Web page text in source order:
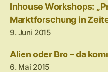
Inhouse Workshops:
Marktforschung in
9. Juni 2015
Alien oder Bro – da
6. Mai 2015